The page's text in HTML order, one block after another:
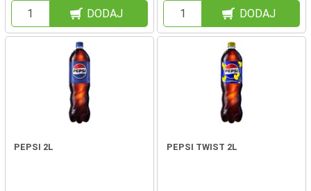
DODAJ DODAJ
PEPSI 2L PEPSI TWIST 2L